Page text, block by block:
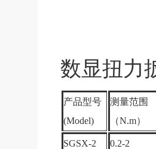
数显扭力
产品型号
(Model)
测量范围
（N.m）
SGSX-2 0.2-2